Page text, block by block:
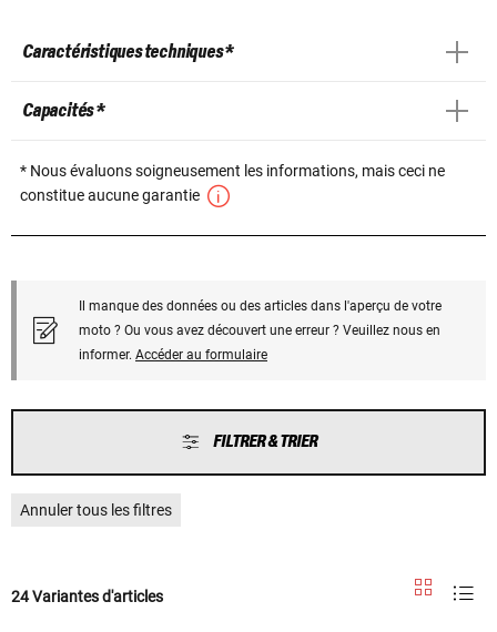
Caractéristiques techniques *
Capacités *
* Nous évaluons soigneusement les informations, mais ceci ne
constitue aucune garantie
Il manque des données ou des articles dans l'aperçu de votre
moto ? Ou vous avez découvert une erreur ? Veuillez nous en
informer. Accéder au formulaire
FILTRER & TRIER
Annuler tous les filtres
24 Variantes d'articles